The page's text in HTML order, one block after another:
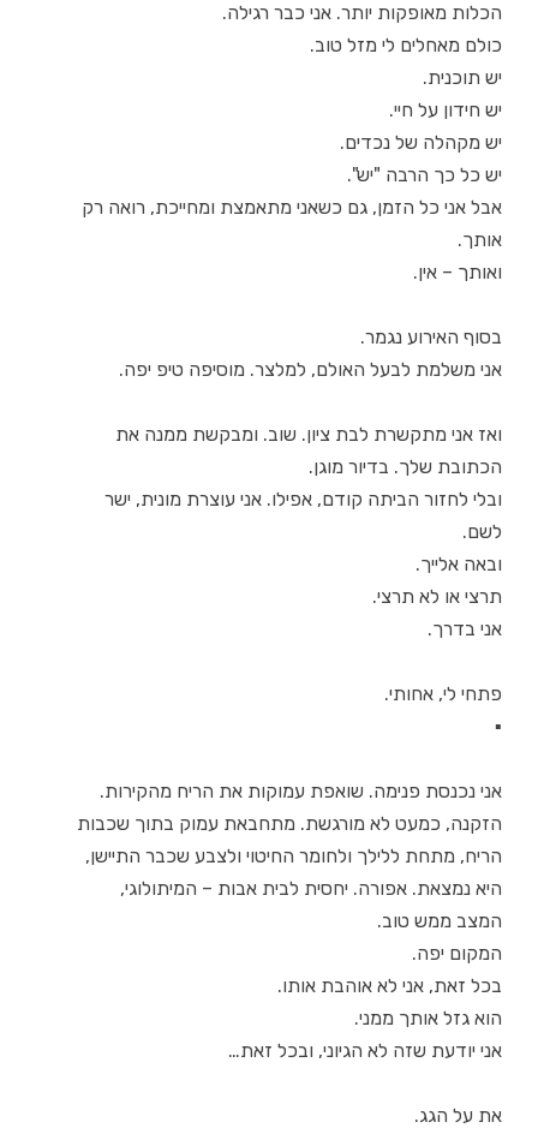
הכלות מאופקות יותר. אני כבר רגילה.
כולם מאחלים לי מזל טוב.
יש תוכנית.
יש חידון על חיי.
יש מקהלה של נכדים.
יש כל כך הרבה "יש".
אבל אני כל הזמן, גם כשאני מתאמצת ומחייכת, רואה רק
אותך.
ואותך – אין.
בסוף האירוע נגמר.
אני משלמת לבעל האולם, למלצר. מוסיפה טיפ יפה.
ואז אני מתקשרת לבת ציון. שוב. ומבקשת ממנה את
הכתובת שלך. בדיור מוגן.
ובלי לחזור הביתה קודם, אפילו. אני עוצרת מונית, ישר
לשם.
ובאה אלייך.
תרצי או לא תרצי.
אני בדרך.
פתחי לי, אחותי.
▪
אני נכנסת פנימה. שואפת עמוקות את הריח מהקירות.
הזקנה, כמעט לא מורגשת. מתחבאת עמוק בתוך שכבות
הריח, מתחת ללילך ולחומר החיטוי ולצבע שכבר התיישן,
היא נמצאת. אפורה. יחסית לבית אבות – המיתולוגי,
המצב ממש טוב.
המקום יפה.
בכל זאת, אני לא אוהבת אותו.
הוא גזל אותך ממני.
אני יודעת שזה לא הגיוני, ובכל זאת…
את על הגג.